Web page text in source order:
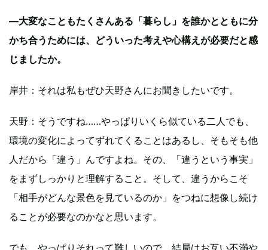
—大変なこともたくさんある「暮らし」を誰かとともに分
かち合うためには、どういった考えや心構えが必要だと感
じましたか。
岸井：それは私もぜひ天野さんにお聞きしたいです。
天野：そうですね……やっぱりいくら似ている二人でも、
環境の変化によってずれてくることはあるし、そもそも他
人だから「違う」んですよね。その、「違うという事実」
をまずしっかりと理解すること。そして、違うからこそ
「相手がどんな景色を見ているのか」をつねに想像し続け
ることが必要なのかなと思います。
でも、やっぱりそれって難しいので、結局はお互い不満や